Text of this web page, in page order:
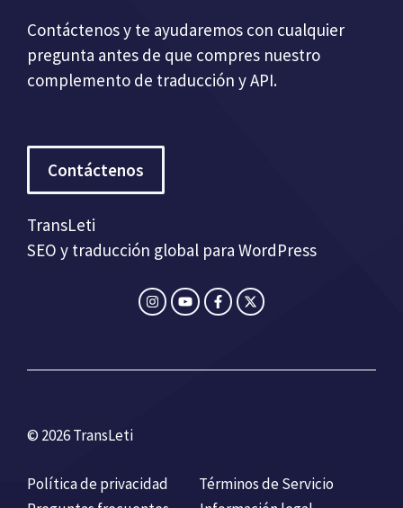
Contáctenos y te ayudaremos con cualquier
pregunta antes de que compres nuestro
complemento de traducción y API.
Contáctenos
TransLeti
SEO y traducción global para WordPress
© 2026 TransLeti
Política de privacidad
Términos de Servicio